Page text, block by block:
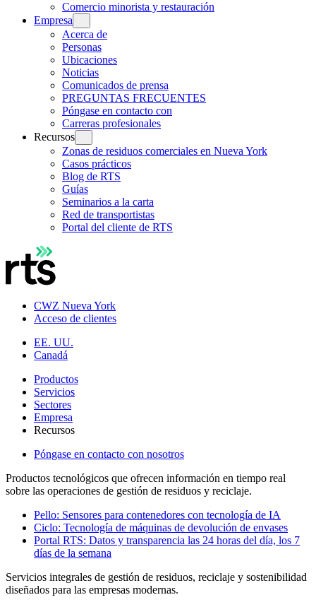
Comercio minorista y restauración
Empresa
Acerca de
Personas
Ubicaciones
Noticias
Comunicados de prensa
PREGUNTAS FRECUENTES
Póngase en contacto con
Carreras profesionales
Recursos
Zonas de residuos comerciales en Nueva York
Casos prácticos
Blog de RTS
Guías
Seminarios a la carta
Red de transportistas
Portal del cliente de RTS
CWZ Nueva York
Acceso de clientes
EE. UU.
Canadá
Productos
Servicios
Sectores
Empresa
Recursos
Póngase en contacto con nosotros
Productos tecnológicos que ofrecen información en tiempo real
sobre las operaciones de gestión de residuos y reciclaje.
Pello: Sensores para contenedores con tecnología de IA
Ciclo: Tecnología de máquinas de devolución de envases
Portal RTS: Datos y transparencia las 24 horas del día, los 7
días de la semana
Servicios integrales de gestión de residuos, reciclaje y sostenibilidad
diseñados para las empresas modernas.